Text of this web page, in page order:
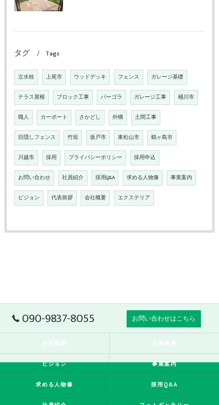
タグ Tags
立水栓 上尾市 ウッドデッキ フェンス ガレージ基礎
テラス屋根 ブロック工事 パーゴラ ガレージ工事 桶川市
職人 カーポート さかどし 外構 土間工事
目隠しフェンス 竹垣 坂戸市 東松山市 鶴ヶ島市
川越市 採用 プライバシーポリシー 採用申込
お問い合わせ 社員紹介 採用Q&A 求める人物像 事業案内
ビジョン 代表挨拶 会社概要 エクステリア
090-9837-8055 お問い合わせはこちら
会社概要 代表挨拶
ビジョン 事業案内
求める人物像 採用Q&A